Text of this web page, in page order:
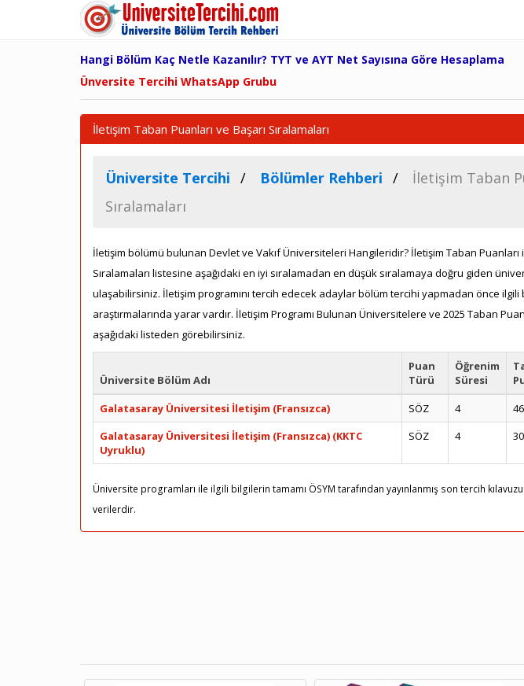
Hangi Bölüm Kaç Netle Kazanılır? TYT ve AYT Net Sayısına Göre Hesaplama
Ünversite Tercihi WhatsApp Grubu
İletişim Taban Puanları ve Başarı Sıralamaları
Üniversite Tercihi Bölümler Rehberi
İletişim Taban
Sıralamaları
İletişim bölümü bulunan Devlet ve Vakıf Üniversiteleri Hangileridir? İletişim Taban Puanları
Sıralamaları listesine aşağıdaki en iyi sıralamadan en düşük sıralamaya doğru giden
ulaşabilirsiniz. İletişim programını tercih edecek adaylar bölüm tercihi yapmadan önce ilgili
araştırmalarında yarar vardır. İletişim Programı Bulunan Üniversitelere ve 2025 Taban
aşağıdaki listeden görebilirsiniz.
Üniversite Bölüm Adı
Puan
Türü
Öğrenim
Süresi
Galatasaray Üniversitesi İletişim (Fransızca)
SÖZ 4
Galatasaray Üniversitesi İletişim (Fransızca) (KKTC
Uyruklu)
SÖZ 4
Üniversite programları ile ilgili bilgilerin tamamı ÖSYM tarafından yayınlanmış son tercih
verilerdir.